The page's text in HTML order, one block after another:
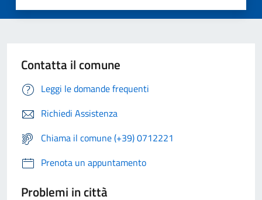
Contatta il comune
Leggi le domande frequenti
Richiedi Assistenza
Chiama il comune (+39) 0712221
Prenota un appuntamento
Problemi in città